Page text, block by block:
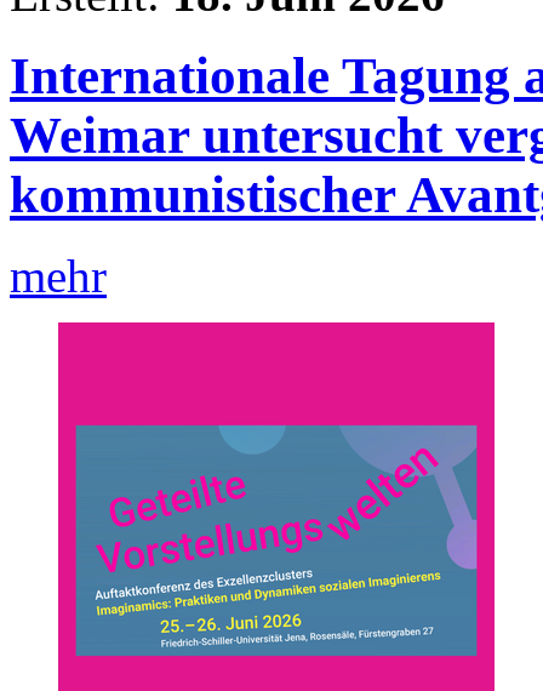
Internationale Tagung
Weimar untersucht
kommunistischer
mehr